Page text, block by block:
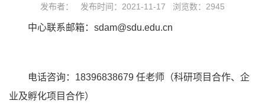
发布者： 发布时间：2021-11-17 浏览数： 2945
中心联系邮箱： sdam@sdu.edu.cn
电话咨询：18396838679 任老师（科研项目合作、 企
业及孵化项目合作）